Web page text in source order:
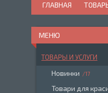
ГЛАВНАЯ
ТОВАРЫ И УСЛУГИ
Новинки 17
Товари для